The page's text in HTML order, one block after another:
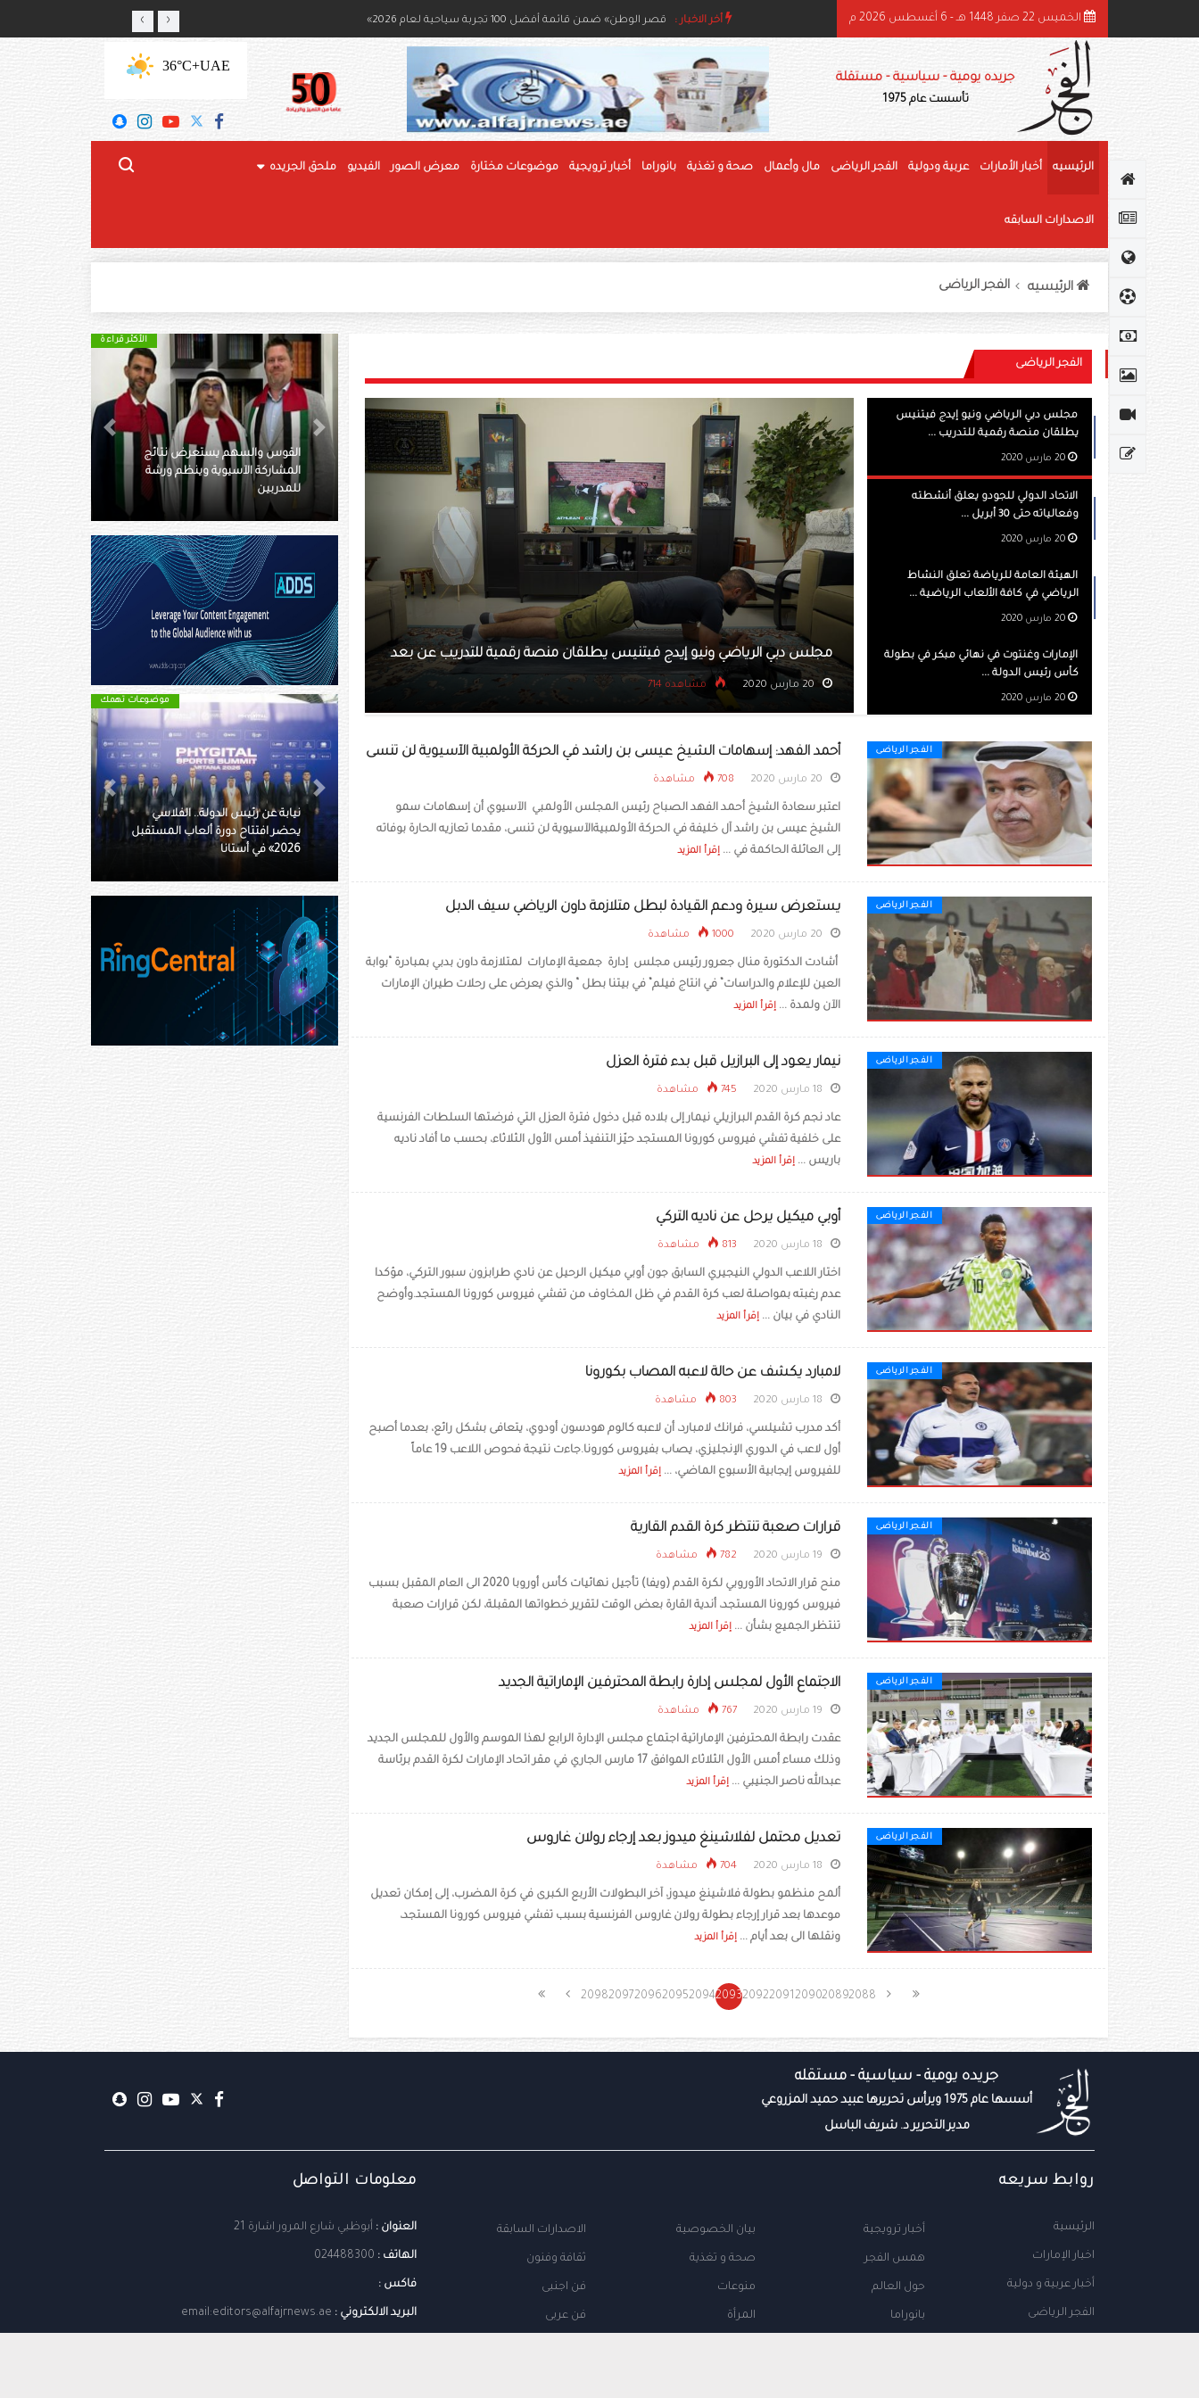
أخر الاخبار :
مسابقات الفاكهة بمهرجان الوثبة للرطب تعزز جودة الإنتاج المحلي الوثبة للرطب يتوج الفائزين في «خرايف البيت» والمانجو ‹ › الخميس 22 صفر 1448 هـ - 6 أغسطس 2026 م
جريده يومية - سياسية - مستقلة
تأسست عام 1975
UAE
+36°C
الرئيسيه أخبار الأمارات عربية ودولية الفجر الرياضى مال وأعمال صحة و تغذية بانوراما أخبار ترويجية موضوعات مختارة معرض الصور الفيديو ملحق الجريده
الاصدارات السابقه
الرئيسيه الفجر الرياضى
الفجر الرياضى
مجلس دبي الرياضي ونيو إيدج فيتنيس
يطلقان منصة رقمية للتدريب ...
الاتحاد الدولي للجودو يعلق أنشطته
وفعالياته حتى 30 أبريل ...
الهيئة العامة للرياضة تعلق النشاط
الرياضي في كافة الألعاب الرياضية ...
الإمارات وغنتوت في نهائي مبكر في بطولة
كأس رئيس الدولة ...
ونيو إيدج فيتنيس يطلقان منصة رقمية للتدريب عن بعد الاتحاد الدولي للجودو يعلق أنشطته وفعالياته حتى 30 أبريل
20 مارس 2020 مشاهده 735
الفجر الرياضى أحمد الفهد: إسهامات الشيخ عيسى بن راشد في الحركة الأولمبية الآسيوية لن تنسى
708 مشاهدة
اعتبر سعادة الشيخ أحمد الفهد الصباح رئيس المجلس الأولمبي الآسيوي أن إسهامات سمو
الشيخ عيسى بن راشد آل خليفة في الحركة الأولمبيةالآسيوية لن تنسى، مقدما تعازيه الحارة بوفاته
إلى العائلة الحاكمة في ... إقرأ المزيد
الفجر الرياضى يستعرض سيرة ودعم القيادة لبطل متلازمة داون الرياضي سيف الدبل
1000 مشاهدة
أشادت الدكتورة منال جعرور رئيس مجلس إدارة جمعية الإمارات لمتلازمة داون بدبي بمبادرة “بوابة
العين للإعلام والدراسات” في انتاج ‏فيلم” في بيتنا بطل “ والذي يعرض على رحلات طيران الإمارات
الآن ولمدة ... إقرأ المزيد
الفجر الرياضى نيمار يعود إلى البرازيل قبل بدء فترة العزل
745 مشاهدة
عاد نجم كرة القدم البرازيلي نيمار إلى بلاده قبل دخول فترة العزل التي فرضتها السلطات الفرنسية
على خلفية تفشي فيروس كورونا المستجد حيّز التنفيذ أمس الأول الثلاثاء، بحسب ما أفاد ناديه
باريس ... إقرأ المزيد
الفجر الرياضى أوبي ميكيل يرحل عن ناديه التركي
813 مشاهدة
اختار اللاعب الدولي النيجيري السابق جون أوبي ميكيل الرحيل عن نادي طرابزون سبور التركي، مؤكدا
عدم رغبته بمواصلة لعب كرة القدم في ظل المخاوف من تفشي فيروس كورونا المستجد.وأوضح
النادي في بيان ... إقرأ المزيد
الفجر الرياضى لامبارد يكشف عن حالة لاعبه المصاب بكورونا
803 مشاهدة
أكد مدرب تشيلسي، فرانك لامبارد، أن لاعبه كالوم هودسون أودوي، يتعافى بشكل رائع، بعدما أصبح
أول لاعب في الدوري الإنجليزي، يصاب بفيروس كورونا.جاءت نتيجة فحوص اللاعب 19 عاماً
للفيروس إيجابية الأسبوع الماضي، ... إقرأ المزيد
الفجر الرياضى قرارات صعبة تنتظر كرة القدم القارية
782 مشاهدة
منح قرار الاتحاد الأوروبي لكرة القدم (ويفا) تأجيل نهائيات كأس أوروبا 2020 الى العام المقبل بسبب
فيروس كورونا المستجد، أندية القارة بعض الوقت لتقرير خطواتها المقبلة، لكن قرارات صعبة
تنتظر الجميع بشأن ... إقرأ المزيد
الفجر الرياضى الاجتماع الأول لمجلس إدارة رابطة المحترفين الإماراتية الجديد
767 مشاهدة
عقدت رابطة المحترفين الإماراتية اجتماع مجلس الإدارة الرابع لهذا الموسم والأول للمجلس الجديد
وذلك مساء أمس الأول الثلاثاء الموافق 17 مارس الجاري في مقر اتحاد الإمارات لكرة القدم برئاسة
عبدالله ناصر الجنيبي ... إقرأ المزيد
الفجر الرياضى تعديل محتمل لفلاشينغ ميدوز بعد إرجاء رولان غاروس
704 مشاهدة
ألمح منظمو بطولة فلاشينغ ميدوز، آخر البطولات الأربع الكبرى في كرة المضرب، إلى إمكان تعديل
موعدها بعد قرار إرجاء بطولة رولان غاروس الفرنسية بسبب تفشي فيروس كورونا المستجد،
ونقلها الى بعد أيام ... إقرأ المزيد
2088
2089
2090
2091
2092
2093
2094
2095
2096
2097
2098
القوس والسهم يستعرض نتائج
المشاركة الآسيوية وينظم ورشة
للمدربين
الأكثر قراءة
كم يبلغ ميراث بيليه ومن هم
ورثته؟
Previous
Next
موضوعات تهمك
نيابة عن رئيس الدولة.. الفلاسي
يحضر افتتاح دورة ألعاب المستقبل
موضوعات تهمك
23 لاعباً ولاعبة يمثلون المنتخب
الوطني في منافسات الكبار ببطولة
العالم للجوجيتسو
Previous
Next
جريده يومية - سياسية - مستقله
أسسها عام 1975 ويرأس تحريرها عبيد حميد المزروعي
مدير التحرير د. شريف الباسل
روابط سريعه
الرئيسية
اخبار الإمارات
أخبار عربية و دولية
الفجر الرياضى
أخبار ترويجية
همس الفجر
حول العالم
بانوراما
بيان الخصوصية
صحة و تغذية
منوعات
المرأة
الاصدارات السابقة
ثقافة وفنون
فن اجنبى
فن عربى
معلومات التواصل
العنوان : أبوظبي شارع المرور اشارة 21
الهاتف : 024488300
فاكس :
البريد الالكتروني : email:editors@alfajrnews.ae